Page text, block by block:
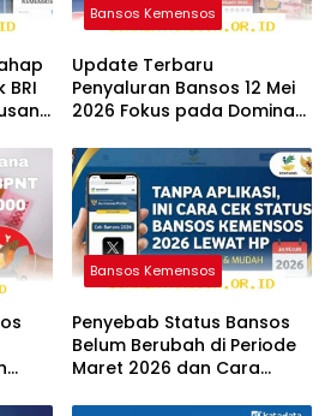
BRI
Bansos Kemensos
Update Terbaru
Penyaluran Bansos 12 Mei
2026 Fokus pada Dominasi
Bansos Kemensos
Penyebab Status Bansos
Belum Berubah di Periode
Maret 2026 dan Cara